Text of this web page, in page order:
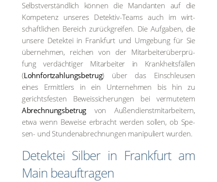
Selbst­ver­ständ­lich kön­nen die Man­dan­ten auf die
Kom­pe­tenz unse­res Detek­tiv-Teams auch im wirt­
schaft­li­chen Bereich zurück­grei­fen. Die Auf­ga­ben, die
unse­re Detek­tei in Frank­furt und Umge­bung für Sie
über­neh­men, rei­chen von der Mit­ar­bei­ter­über­prü­
fung ver­däch­ti­ger Mit­ar­bei­ter in Krank­heits­fäl­len
(Lohn­fort­zah­lungs­be­trug) über das Ein­schleu­sen
eines Ermitt­lers in ein Unter­neh­men bis hin zu
gerichts­fes­ten Beweis­si­che­run­gen bei ver­mu­te­tem
Abrech­nungs­be­trug von Außen­dienst­mit­ar­bei­tern,
etwa wenn Bewei­se erbracht wer­den sol­len, ob Spe­
sen- und Stun­den­ab­rech­nun­gen mani­pu­liert wur­den.
Detek­tei Sil­ber in Frank­furt am
Main beauf­tra­gen